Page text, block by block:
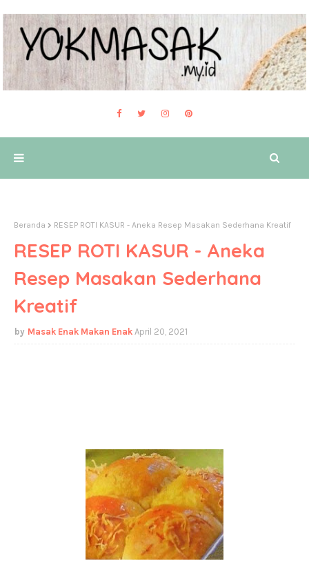
Beranda RESEP ROTI KASUR - Aneka Resep Masakan Sederhana Kreatif
RESEP ROTI KASUR - Aneka
Resep Masakan Sederhana
Kreatif
Masak Enak Makan Enak April 20, 2021